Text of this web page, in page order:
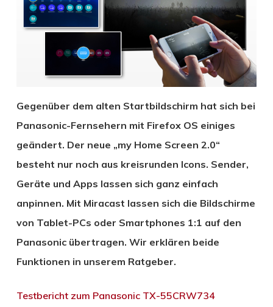
Gegenüber dem alten Startbildschirm hat sich bei
Panasonic-Fernsehern mit Firefox OS einiges
geändert. Der neue „my Home Screen 2.0“
besteht nur noch aus kreisrunden Icons. Sender,
Geräte und Apps lassen sich ganz einfach
anpinnen. Mit Miracast lassen sich die Bildschirme
von Tablet-PCs oder Smartphones 1:1 auf den
Panasonic übertragen. Wir erklären beide
Funktionen in unserem Ratgeber.
Testbericht zum Panasonic TX-55CRW734